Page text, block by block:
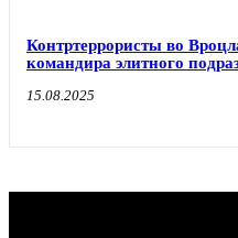
Контртеррористы во
командира элитного
15.08.2025